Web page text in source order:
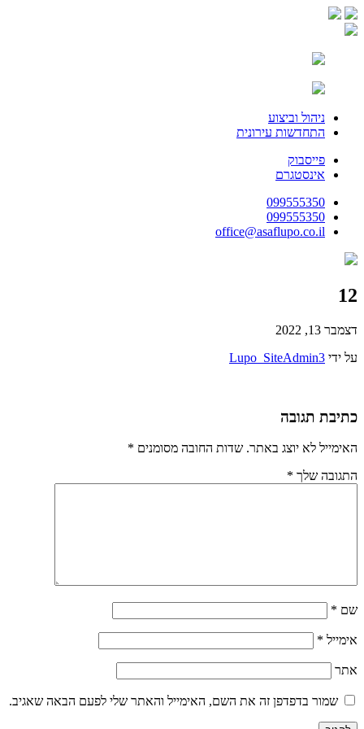
ניהול וביצוע
התחדשות עירונית
פייסבוק
אינסטגרם
099555350
099555350
office@asaflupo.co.il
12
דצמבר 13, 2022
על ידי Lupo_SiteAdmin3
כתיבת תגובה
האימייל לא יוצג באתר. שדות החובה מסומנים *
התגובה שלך *
שם *
אימייל *
אתר
שמור בדפדפן זה את השם, האימייל והאתר שלי לפעם הבאה שאגיב.